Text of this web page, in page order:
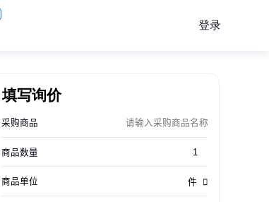
登录
填写询价